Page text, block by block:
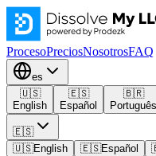
ProcesoPreciosNosotrosFAQ
es
🇺🇸
English
🇪🇸
Español
🇧🇷
Português
🇪🇸
🇺🇸English 🇪🇸Español